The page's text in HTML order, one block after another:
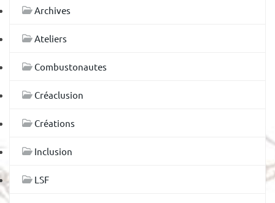
Archives
Ateliers
Combustonautes
Créaclusion
Créations
Inclusion
LSF